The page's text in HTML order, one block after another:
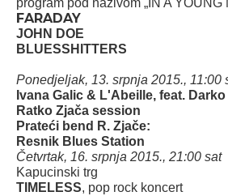
program pod nazivom „IN A YOUNG
FARADAY
JOHN DOE
BLUESSHITTERS
Ponedjeljak, 13. srpnja 2015., 11:00
Ivana Galic & L'Abeille, feat.
Ratko Zjača session
Prateći bend R. Zjače:
Resnik Blues Station
Četvrtak, 16. srpnja 2015., 21:00 sat
Kapucinski trg
TIMELESS, pop rock koncert